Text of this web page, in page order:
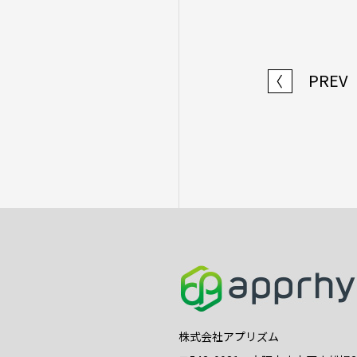
〈 PREV
株式会社アプリズム